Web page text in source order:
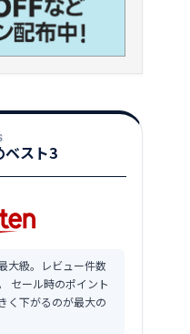
ベスト3
大級。レビュー件数
セール時のポイント
く下がるのが最大の